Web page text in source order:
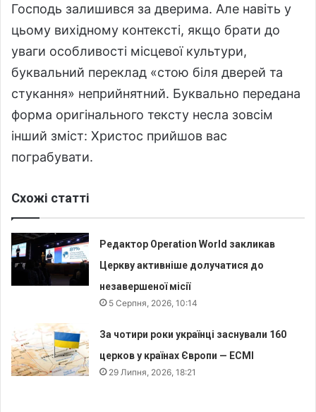
Господь залишився за дверима. Але навіть у
цьому вихідному контексті, якщо брати до
уваги особливості місцевої культури,
буквальний переклад «стою біля дверей та
стукання» неприйнятний. Буквально передана
форма оригінального тексту несла зовсім
інший зміст: Христос прийшов вас
пограбувати.
Схожі статті
Редактор Operation World закликав
Церкву активніше долучатися до
незавершеної місії
5 Серпня, 2026, 10:14
За чотири роки українці заснували 160
церков у країнах Європи — ECMI
29 Липня, 2026, 18:21